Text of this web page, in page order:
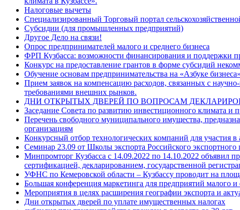
Налоговые вычеты
Специализированный Торговый портал
Субсидии (для промышленных предприятий)
Другое Дело на связи!
Опрос предпринимателей малого и среднего бизнеса
ФРП Кузбасса: возможности финансирования и поддержки
Конкурс на предоставление грантов в форме субсидий
Обучение основам предпринимательства на «Азбуке бизнеса»
Прием заявок на компенсацию расходов, связанных с
требованиями внешних рынков.
ДНИ ОТКРЫТЫХ ДВЕРЕЙ ПО ВОПРОСАМ
Заседание Совета по развитию инвестиционного климата и
Перечень свободного муниципального имущества,
организациям
Конкурсный отбор технологических компаний для участия
Семинар 23.09 от Школы экспорта Российского экспортного
Минпромторг Кузбасса с 14.09.2022 по 14.10.2022 объявил
сертификацией, декларированием, государственной
УФНС по Кемеровской области – Кузбассу проводит на
Большая конференция маркетинга для предприятий малого и
Мероприятия в целях расширения географии экспорта и
Дни открытых дверей по уплате имущественных налогах